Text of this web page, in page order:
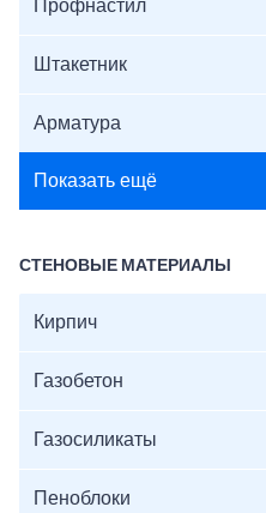
Профнастил
Штакетник
Арматура
Показать ещё
СТЕНОВЫЕ МАТЕРИАЛЫ
Кирпич
Газобетон
Газосиликаты
Пеноблоки